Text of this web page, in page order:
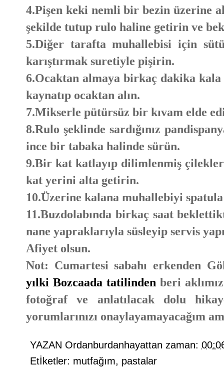
4.Pişen keki nemli bir bezin üzerine
şekilde tutup rulo haline getirin ve
5.Diğer tarafta muhallebisi için
karıştırmak suretiyle pişirin.
6.Ocaktan almaya birkaç dakika
kaynatıp ocaktan alın.
7.Mikserle pütürsüz bir kıvam elde
8.Rulo şeklinde sardığınız
ince bir tabaka halinde sürün.
9.Bir kat katlayıp dilimlenmiş
kat yerini alta getirin.
10.Üzerine kalana muhallebiyi spatula
11.Buzdolabında birkaç saat
nane yapraklarıyla süsleyip servis
Afiyet olsun.
Not: Cumartesi sabahı erkenden
yılki Bozcaada tatilinden beri
fotoğraf ve anlatılacak dolu
yorumlarınızı onaylayamayacağım
YAZAN Ordanburdanhayattan zaman:
Etİketler: mutfağım, pastalar